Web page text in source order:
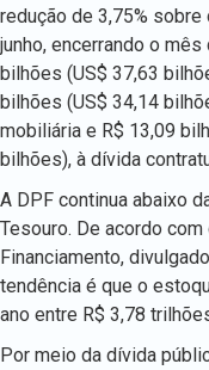
redução de 3,75%
junho, encerrando o
bilhões (US$ 37,63
bilhões (US$ 34,14
mobiliária e R$ 13,09
bilhões), à dívida
A DPF continua abaixo
Tesouro. De acordo com
Financiamento,
tendência é que o
ano entre R$ 3,78
Por meio da dívida